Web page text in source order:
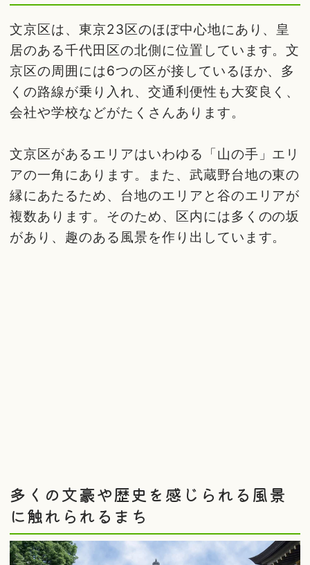
文京区は、東京23区のほぼ中心地にあり、皇
居のある千代田区の北側に位置しています。文
京区の周囲には6つの区が接しているほか、多
くの路線が乗り入れ、交通利便性も大変良く、
会社や学校などがたくさんあります。
文京区があるエリアはいわゆる「山の手」エリ
アの一角にあります。また、武蔵野台地の東の
縁にあたるため、台地のエリアと谷のエリアが
複数あります。そのため、区内には多くのの坂
があり、趣のある風景を作り出しています。
多くの文豪や歴史を感じられる風景
に触れられるまち